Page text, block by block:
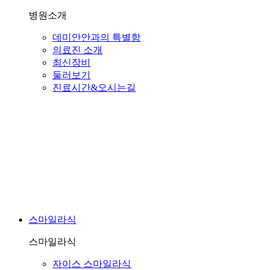
병원소개
데미안안과의 특별함
의료진 소개
최신장비
둘러보기
진료시간&오시는길
스마일라식
스마일라식
자이스 스마일라식